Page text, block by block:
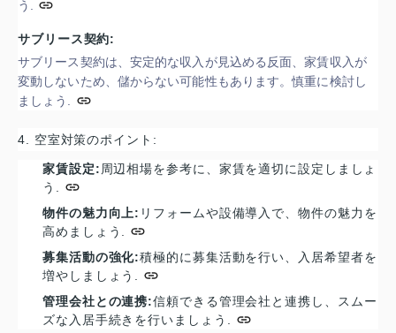
う.
サブリース契約:
サブリース契約は、安定的な収入が見込める反面、家賃収入が
変動しないため、儲からない可能性もあります。慎重に検討し
ましょう.
4. 空室対策のポイント:
家賃設定: 周辺相場を参考に、家賃を適切に設定しましょ
う.
物件の魅力向上: リフォームや設備導入で、物件の魅力を
高めましょう.
募集活動の強化:積極的に募集活動を行い、入居希望者を
増やしましょう.
管理会社との連携:信頼できる管理会社と連携し、スムー
ズな入居手続きを行いましょう.